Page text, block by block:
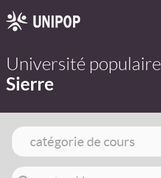
Université populaire
Sierre